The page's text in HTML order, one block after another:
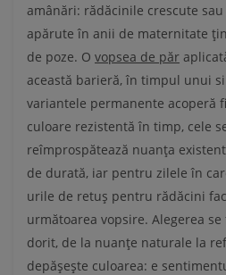
amânări: rădăcinile crescute
apărute în anii de maternitate
de poze. O vopsea de păr
această barieră, în timpul unui
variantele permanente acoperă
culoare rezistentă în timp, cele
reîmprospătează nuanța
de durată, iar pentru zilele în
urile de retuș pentru rădăcini
următoarea vopsire. Alegerea
dorit, de la nuanțe naturale la
depășește culoarea: e